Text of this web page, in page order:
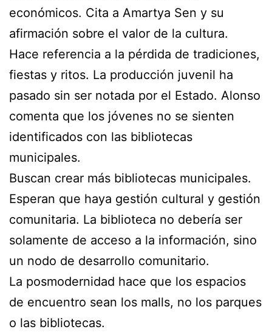
económicos. Cita a Amartya Sen y su
afirmación sobre el valor de la cultura.
Hace referencia a la pérdida de tradiciones,
fiestas y ritos. La producción juvenil ha
pasado sin ser notada por el Estado. Alonso
comenta que los jóvenes no se sienten
identificados con las bibliotecas
municipales.
Buscan crear más bibliotecas municipales.
Esperan que haya gestión cultural y gestión
comunitaria. La biblioteca no debería ser
solamente de acceso a la información, sino
un nodo de desarrollo comunitario.
La posmodernidad hace que los espacios
de encuentro sean los malls, no los parques
o las bibliotecas.